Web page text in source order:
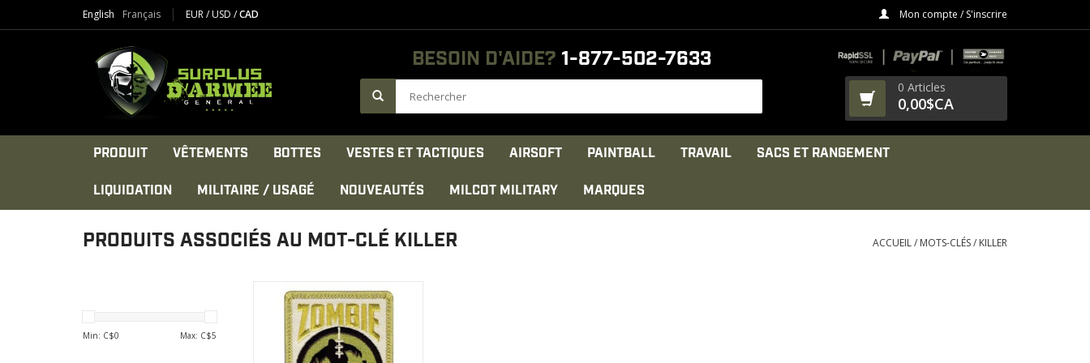
English Français EUR/USD /CAD Mon compte / S'inscrire
BESOIN D'AIDE? 1-877-502-7633
0 Articles
0,00$CA
PRODUIT VÊTEMENTS BOTTES VESTES ET TACTIQUES AIRSOFT PAINTBALL TRAVAIL SACS ET RANGEMENT
LIQUIDATION MILITAIRE / USAGÉ NOUVEAUTÉS MILCOT MILITARY MARQUES
PRODUITS ASSOCIÉS AU MOT-CLÉ KILLER ACCUEIL/ MOTS-CLÉS/ KILLER
Min: C$0 Max: C$5
Material:Cotton, Polyester
Dimensions:2 inches x 3 inches
Velcro
AFFICHER LE PRODUIT